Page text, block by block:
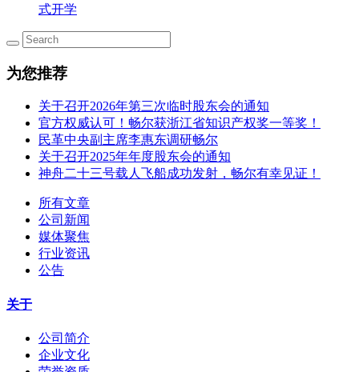
式开学
为您推荐
关于召开2026年第三次临时股东会的通知
官方权威认可！畅尔获浙江省知识产权奖一等奖！
民革中央副主席李惠东调研畅尔
关于召开2025年年度股东会的通知
神舟二十三号载人飞船成功发射，畅尔有幸见证！
所有文章
公司新闻
媒体聚焦
行业资讯
公告
关于
公司简介
企业文化